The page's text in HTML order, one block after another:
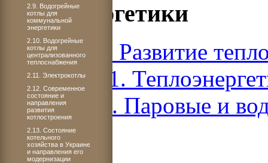
гидроэнергетики
Книга 3. Развитие
ЧАСТЬ 1.
Раздел 2. Паровые и
2.9. Водогрейные
котлы для
коммунальной
энергетики
2.10. Водогрейные
котлы для
централизованного
теплоснабжения
2.11. Электрокотлы
2.12. Современное
состояние и
направления
развития
котлостроения
2.13. Состояние
котельного
хозяйства в Украине
и направления его
модернизации